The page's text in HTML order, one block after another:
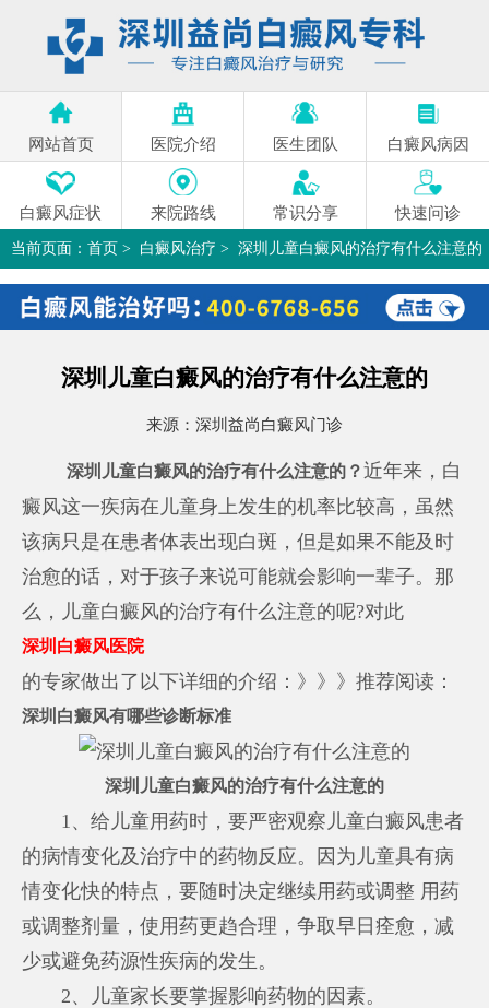
网站首页 医院介绍 医生团队 白癜风病因
白癜风症状 来院路线 常识分享 快速问诊
当前页面： 首页 > 白癜风治疗 > 深圳儿童白癜风的治疗有什么注意的
>
深圳儿童白癜风的治疗有什么注意的
来源： 深圳益尚白癜风门诊
深圳儿童白癜风的治疗有什么注意的？近年来，白
癜风这一疾病在儿童身上发生的机率比较高，虽然
该病只是在患者体表出现白斑，但是如果不能及时
治愈的话，对于孩子来说可能就会影响一辈子。那
么，儿童白癜风的治疗有什么注意的呢?对此
深圳白癜风医院
的专家做出了以下详细的介绍：》》》推荐阅读：
深圳白癜风有哪些诊断标准
深圳儿童白癜风的治疗有什么注意的
1、给儿童用药时，要严密观察儿童白癜风患者
的病情变化及治疗中的药物反应。因为儿童具有病
情变化快的特点，要随时决定继续用药或调整 用药
或调整剂量，使用药更趋合理，争取早日痊愈，减
少或避免药源性疾病的发生。
2、儿童家长要掌握影响药物的因素。